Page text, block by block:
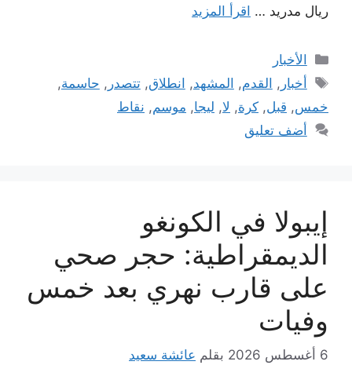
ريال مدريد … اقرأ المزيد
التصنيفات
الأخبار
الوسوم
أخبار , القدم, المشهد, انطلاق,تتصدر , حاسمة,
خمس, قبل, كرة, لا, ليجا, موسم, نقاط
أضف تعليق
إيبولا في الكونغو
الديمقراطية: حجر صحي
على قارب نهري بعد خمس
وفيات
6 أغسطس 2026 بقلم عائشة سعيد